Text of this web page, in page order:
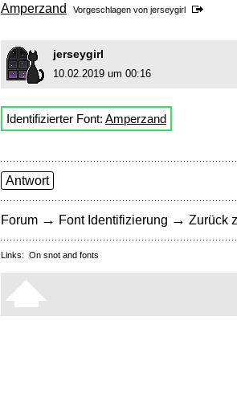
Amperzand Vorgeschlagen von jerseygirl
jerseygirl
10.02.2019 um 00:16
Identifizierter Font: Amperzand
Antwort
Forum → Font Identifizierung → Zurück
Links: On snot and fonts